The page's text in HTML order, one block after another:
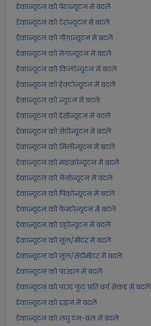
डेकान्यूटन को पेटान्यूटन में बदलें
डेकान्यूटन को टेरान्यूटन में बदलें
डेकान्यूटन को गीगान्यूटन में बदलें
डेकान्यूटन को मेगान्यूटन में बदलें
डेकान्यूटन को किलोन्यूटन में बदलें
डेकान्यूटन को हेक्टोन्यूटन में बदलें
डेकान्यूटन को न्यूटन में बदलें
डेकान्यूटन को डेसीन्यूटन में बदलें
डेकान्यूटन को सेंटीन्यूटन में बदलें
डेकान्यूटन को मिलीन्यूटन में बदलें
डेकान्यूटन को माइक्रोन्यूटन में बदलें
डेकान्यूटन को नैनोन्यूटन में बदलें
डेकान्यूटन को पिकोन्यूटन में बदलें
डेकान्यूटन को फेम्टोन्यूटन में बदलें
डेकान्यूटन को एट्टोन्यूटन में बदलें
डेकान्यूटन को जूल/मीटर में बदलें
डेकान्यूटन को जूल/सेंटीमीटर में बदलें
डेकान्यूटन को पाउंडल में बदलें
डेकान्यूटन को पाउंड फुट प्रति वर्ग सेकंड में बदलें
डेकान्यूटन को डाइन में बदलें
डेकान्यूटन को लघु टन-बल में बदलें